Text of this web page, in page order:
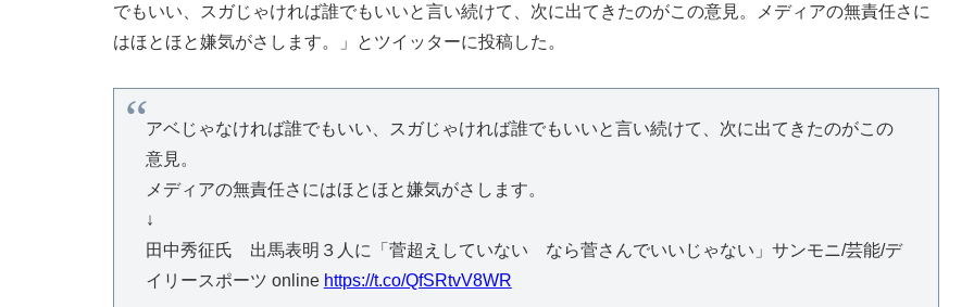
でもいい、スガじゃければ誰でもいいと言い続けて、次に出てきたのがこの意見。メディアの無責任さに
はほとほと嫌気がさします。」とツイッターに投稿した。
アベじゃなければ誰でもいい、スガじゃければ誰でもいいと言い続けて、次に出てきたのがこの
意見。
メディアの無責任さにはほとほと嫌気がさします。
↓
田中秀征氏 出馬表明３人に「菅超えしていない なら菅さんでいいじゃない」サンモニ/芸能/デ
イリースポーツ online https://t.co/QfSRtvV8WR